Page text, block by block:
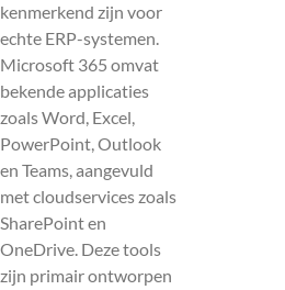
kenmerkend zijn voor
echte ERP-systemen.
Microsoft 365 omvat
bekende applicaties
zoals Word, Excel,
PowerPoint, Outlook
en Teams, aangevuld
met cloudservices zoals
SharePoint en
OneDrive. Deze tools
zijn primair ontworpen